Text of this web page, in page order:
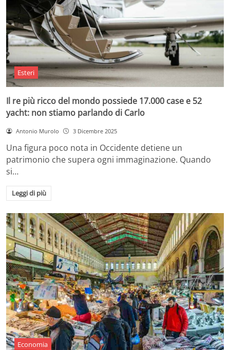
Esteri
Il re più ricco del mondo possiede 17.000 case e 52
yacht: non stiamo parlando di Carlo
Antonio Murolo 3 Dicembre 2025
Una figura poco nota in Occidente detiene un
patrimonio che supera ogni immaginazione. Quando
si…
Leggi di più
Economia